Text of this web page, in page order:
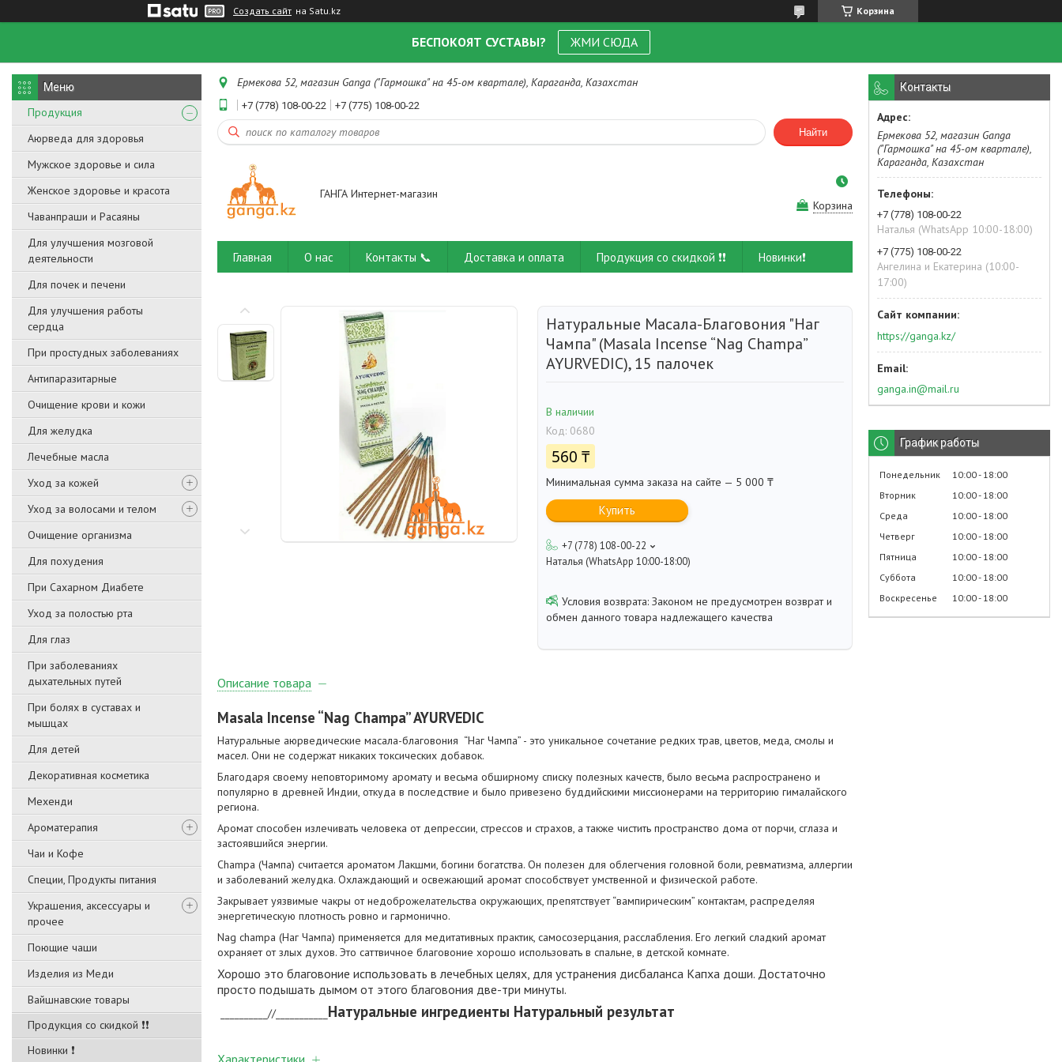
Создать сайт на Satu.kz Корзина
БЕСПОКОЯТ СУСТАВЫ? ЖМИ СЮДА
Продукция
Аюрведа для здоровья
Мужское здоровье и сила
Женское здоровье и красота
Чаванпраши и Расаяны
Для улучшения мозговой
деятельности
Для почек и печени
Для улучшения работы
сердца
При простудных заболеваниях
Антипаразитарные
Очищение крови и кожи
Для желудка
Лечебные масла
Уход за кожей
Уход за волосами и телом
Очищение организма
Для похудения
При Сахарном Диабете
Уход за полостью рта
Для глаз
При заболеваниях
дыхательных путей
При болях в суставах и
мышцах
Для детей
Декоративная косметика
Мехенди
Ароматерапия
Чаи и Кофе
Специи, Продукты питания
Украшения, аксессуары и
прочее
Поющие чаши
Изделия из Меди
Вайшнавские товары
Продукция со скидкой ❗❗
Новинки ❗
Ермекова 52, магазин Ganga ("Гармошка" на 45-ом квартале), Караганда, Казахстан
+7 (778) 108-00-22 +7 (775) 108-00-22
Найти
ГАНГА Интернет-магазин
Корзина
Главная О нас Контакты 📞 Доставка и оплата Продукция со скидкой ❗❗ Новинки❗
Натуральные Масала-Благовония "Наг
Чампа" (Masala Incense “Nag Champa”
AYURVEDIC), 15 палочек
В наличии
Код: 0680
560 ₸
Минимальная сумма заказа на сайте — 5 000 ₸
Купить
+7 (778) 108-00-22
Наталья (WhatsApp 10:00-18:00)
Законом не предусмотрен возврат и
обмен данного товара надлежащего качества
Описание товара
Masala Incense “Nag Champa” AYURVEDIC
Натуральные аюрведические масала-благовония “Наг Чампа” - это уникальное сочетание редких трав, цветов, меда, смолы и
масел. Они не содержат никаких токсических добавок.
Благодаря своему неповторимому аромату и весьма обширному списку полезных качеств, было весьма распространено и
популярно в древней Индии, откуда в последствие и было привезено буддийскими миссионерами на территорию гималайского
региона.
Аромат способен излечивать человека от депрессии, стрессов и страхов, а также чистить пространство дома от порчи, сглаза и
застоявшийся энергии.
Champa (Чампа) считается ароматом Лакшми, богини богатства. Он полезен для облегчения головной боли, ревматизма, аллергии
и заболеваний желудка. Охлаждающий и освежающий аромат способствует умственной и физической работе.
Закрывает уязвимые чакры от недоброжелательства окружающих, препятствует “вампирическим” контактам, распределяя
энергетическую плотность ровно и гармонично.
Nag champa (Наг Чампа) применяется для медитативных практик, самосозерцания, расслабления. Его легкий сладкий аромат
охраняет от злых духов. Это саттвичное благовоние хорошо использовать в спальне, в детской комнате.
Хорошо это благовоние использовать в лечебных целях, для устранения дисбаланса Капха доши. Достаточно
просто подышать дымом от этого благовония две-три минуты.
__________//___________ Натуральные ингредиенты Натуральный результат
Контакты
Ермекова 52, магазин Ganga
("Гармошка" на 45-ом квартале),
Караганда, Казахстан
+7 (778) 108-00-22
Наталья (WhatsApp 10:00-18:00)
+7 (775) 108-00-22
Ангелина и Екатерина (10:00-
17:00)
https://ganga.kz/
ganga.in@mail.ru
График работы
Понедельник 10:00 18:00
Вторник
10:00 18:00
Среда
10:00 18:00
Четверг
10:00 18:00
Пятница
10:00 18:00
Суббота
10:00 18:00
Воскресенье
10:00 18:00